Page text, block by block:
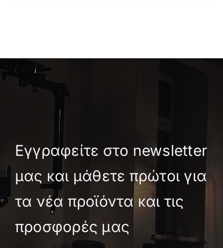
Εγγραφείτε στο newsletter
μας και μάθετε πρώτοι για
τα νέα προϊόντα και τις
προσφορές μας